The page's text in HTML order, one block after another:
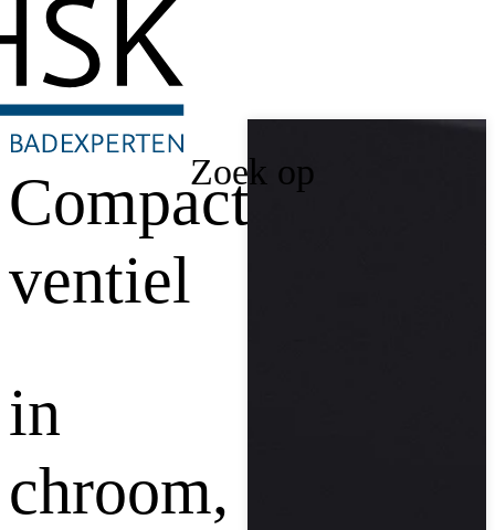
Zoek op
Compact
ventiel
in
chroom,